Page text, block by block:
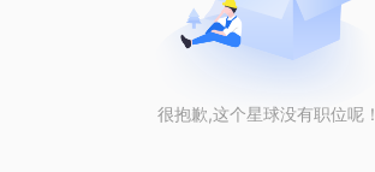
很抱歉,这个星球没有职位呢！